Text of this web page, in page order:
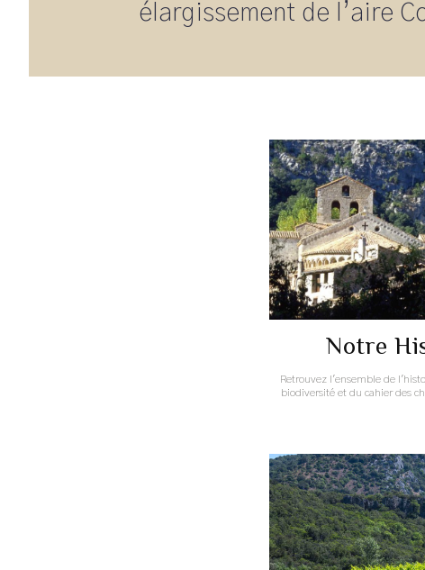
élargissement de l’aire
Notre
Retrouvez l'ensemble de
biodiversité et du cahier des